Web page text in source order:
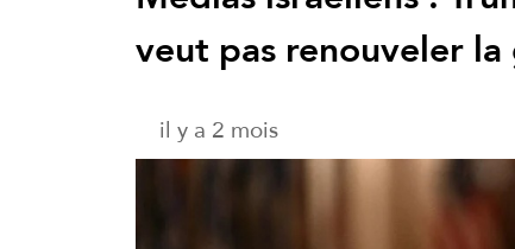
veut pas renouveler
il y a 2 mois